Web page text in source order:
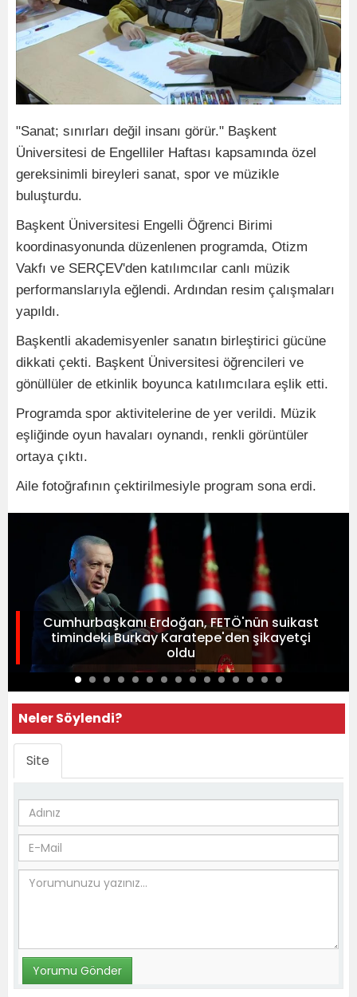
"Sanat; sınırları değil insanı görür." Başkent
Üniversitesi de Engelliler Haftası kapsamında özel
gereksinimli bireyleri sanat, spor ve müzikle
buluşturdu.
Başkent Üniversitesi Engelli Öğrenci Birimi
koordinasyonunda düzenlenen programda, Otizm
Vakfı ve SERÇEV'den katılımcılar canlı müzik
performanslarıyla eğlendi. Ardından resim çalışmaları
yapıldı.
Başkentli akademisyenler sanatın birleştirici gücüne
dikkati çekti. Başkent Üniversitesi öğrencileri ve
gönüllüler de etkinlik boyunca katılımcılara eşlik etti.
Programda spor aktivitelerine de yer verildi. Müzik
eşliğinde oyun havaları oynandı, renkli görüntüler
ortaya çıktı.
Aile fotoğrafının çektirilmesiyle program sona erdi.
Cumhurbaşkanı Erdoğan, FETÖ'nün suikast
timindeki Burkay Karatepe'den şikayetçi
oldu
Neler Söylendi?
Site